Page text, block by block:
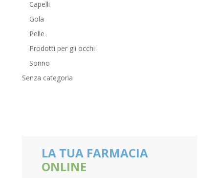
Capelli
Gola
Pelle
Prodotti per gli occhi
Sonno
Senza categoria
LA TUA FARMACIA
ONLINE